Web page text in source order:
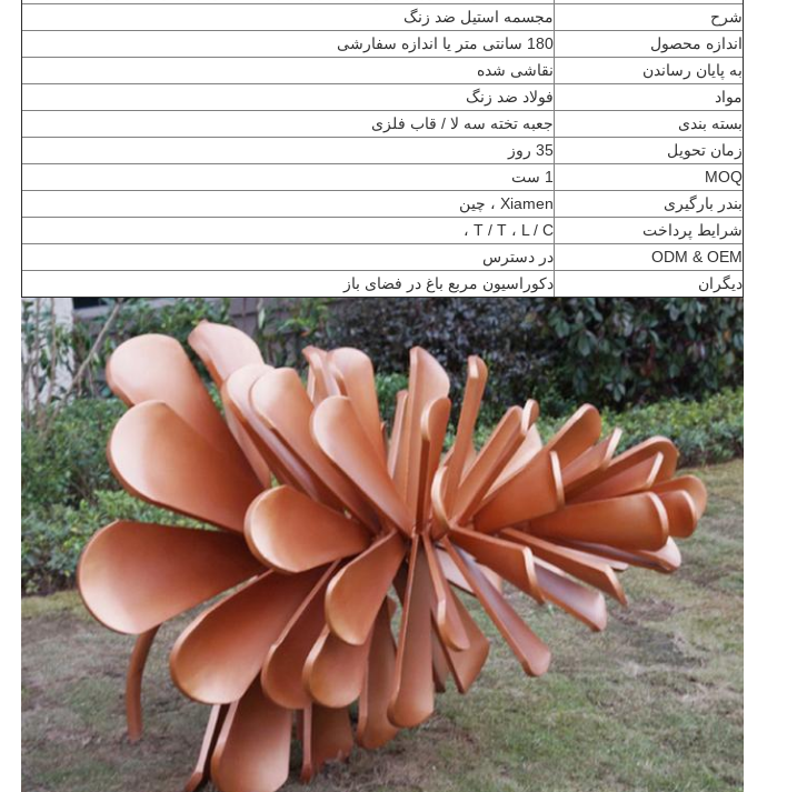
شرح
مجسمه استیل ضد زنگ
اندازه محصول
180 سانتی متر یا اندازه سفارشی
به پایان رساندن
نقاشی شده
مواد
فولاد ضد زنگ
بسته بندی
جعبه تخته سه لا / قاب فلزی
زمان تحویل
35 روز
MOQ
1 ست
بندر بارگیری
Xiamen ، چین
شرایط پرداخت
T / T ، L / C ،
ODM & OEM
در دسترس
دیگران
دکوراسیون مربع باغ در فضای باز